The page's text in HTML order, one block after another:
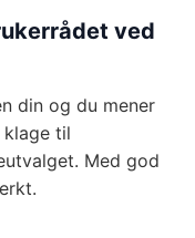
ved
din og du mener
klage til
Med god